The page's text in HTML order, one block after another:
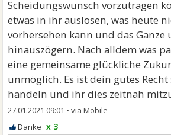
Scheidungswunsch vorzutragen
etwas in ihr auslösen, was heute
vorhersehen kann und das Ganze
hinauszögern. Nach alldem was
eine gemeinsame glückliche
unmöglich. Es ist dein gutes Recht
handeln und ihr dies zeitnah
27.01.2021 09:01 •
x 3